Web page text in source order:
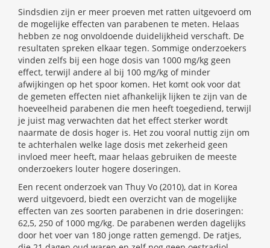
Sindsdien zijn er meer proeven met ratten uitgevoerd om
de mogelijke effecten van parabenen te meten. Helaas
hebben ze nog onvoldoende duidelijkheid verschaft. De
resultaten spreken elkaar tegen. Sommige onderzoekers
vinden zelfs bij een hoge dosis van 1000 mg/kg geen
effect, terwijl andere al bij 100 mg/kg of minder
afwijkingen op het spoor komen. Het komt ook voor dat
de gemeten effecten niet afhankelijk lijken te zijn van de
hoeveelheid parabenen die men heeft toegediend, terwijl
je juist mag verwachten dat het effect sterker wordt
naarmate de dosis hoger is. Het zou vooral nuttig zijn om
te achterhalen welke lage dosis met zekerheid geen
invloed meer heeft, maar helaas gebruiken de meeste
onderzoekers louter hogere doseringen.
Een recent onderzoek van Thuy Vo (2010), dat in Korea
werd uitgevoerd, biedt een overzicht van de mogelijke
effecten van zes soorten parabenen in drie doseringen:
62,5, 250 of 1000 mg/kg. De parabenen werden dagelijks
door het voer van 180 jonge ratten gemengd. De ratjes,